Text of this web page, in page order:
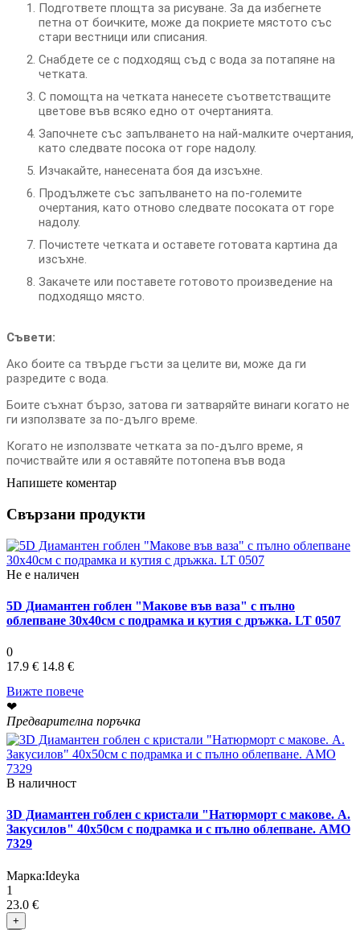
Подгответе площта за рисуване. За да избегнете
петна от боичките, може да покриете мястото със
стари вестници или списания.
Снабдете се с подходящ съд с вода за потапяне на
четката.
С помощта на четката нанесете съответстващите
цветове във всяко едно от очертанията.
Започнете със запълването на най-малките очертания,
като следвате посока от горе надолу.
Изчакайте, нанесената боя да изсъхне.
Продължете със запълването на по-големите
очертания, като отново следвате посоката от горе
надолу.
Почистете четката и оставете готовата картина да
изсъхне.
Закачете или поставете готовото произведение на
подходящо място.
Съвети:
Ако боите са твърде гъсти за целите ви, може да ги
разредите с вода.
Боите съхнат бързо, затова ги затваряйте винаги когато не
ги използвате за по-дълго време.
Когато не използвате четката за по-дълго време, я
почиствайте или я оставяйте потопена във вода
Напишете коментар
Свързани продукти
Не е наличен
5D Диамантен гоблен "Макове във ваза" с пълно
облепване 30х40см с подрамка и кутия с дръжка. LT 0507
0
17.9 € 14.8 €
Вижте повече
❤
Предварителна поръчка
В наличност
3D Диамантен гоблен с кристали "Натюрморт с макове. А.
Закусилов" 40х50см с подрамка и с пълно облепване. АМО
7329
Марка:Ideyka
1
23.0 €
+